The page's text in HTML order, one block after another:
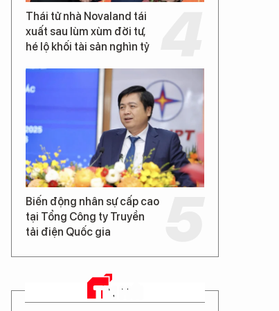
Thái tử nhà Novaland tái
xuất sau lùm xùm đời tư,
hé lộ khối tài sản nghìn tỷ
Biến động nhân sự cấp cao
tại Tổng Công ty Truyền
tải điện Quốc gia
TIN MỚI